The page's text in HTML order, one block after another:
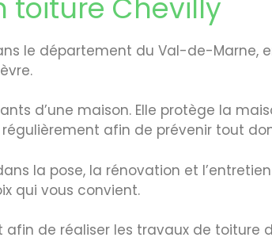
toiture Chevilly
le département du Val-de-Marne,
d’une maison. Elle protège la
afin de prévenir tout
la pose, la rénovation et
qui vous convient.
de réaliser les travaux de toiture